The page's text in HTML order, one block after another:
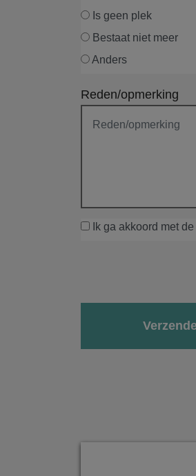
Is geen plek
Bestaat niet meer
Anders
Reden/opmerking
Ik ga akkoord met de